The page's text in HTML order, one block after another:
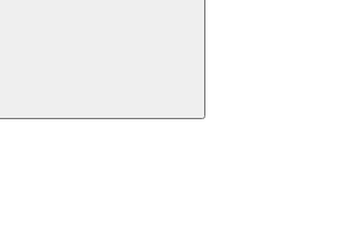
Suchen